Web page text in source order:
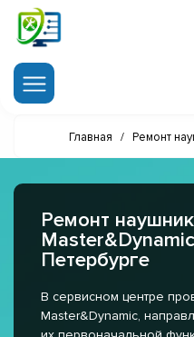
Главная / Ремонт
Ремонт
Петербурге
В сервисном центре
Master&Dynamic,